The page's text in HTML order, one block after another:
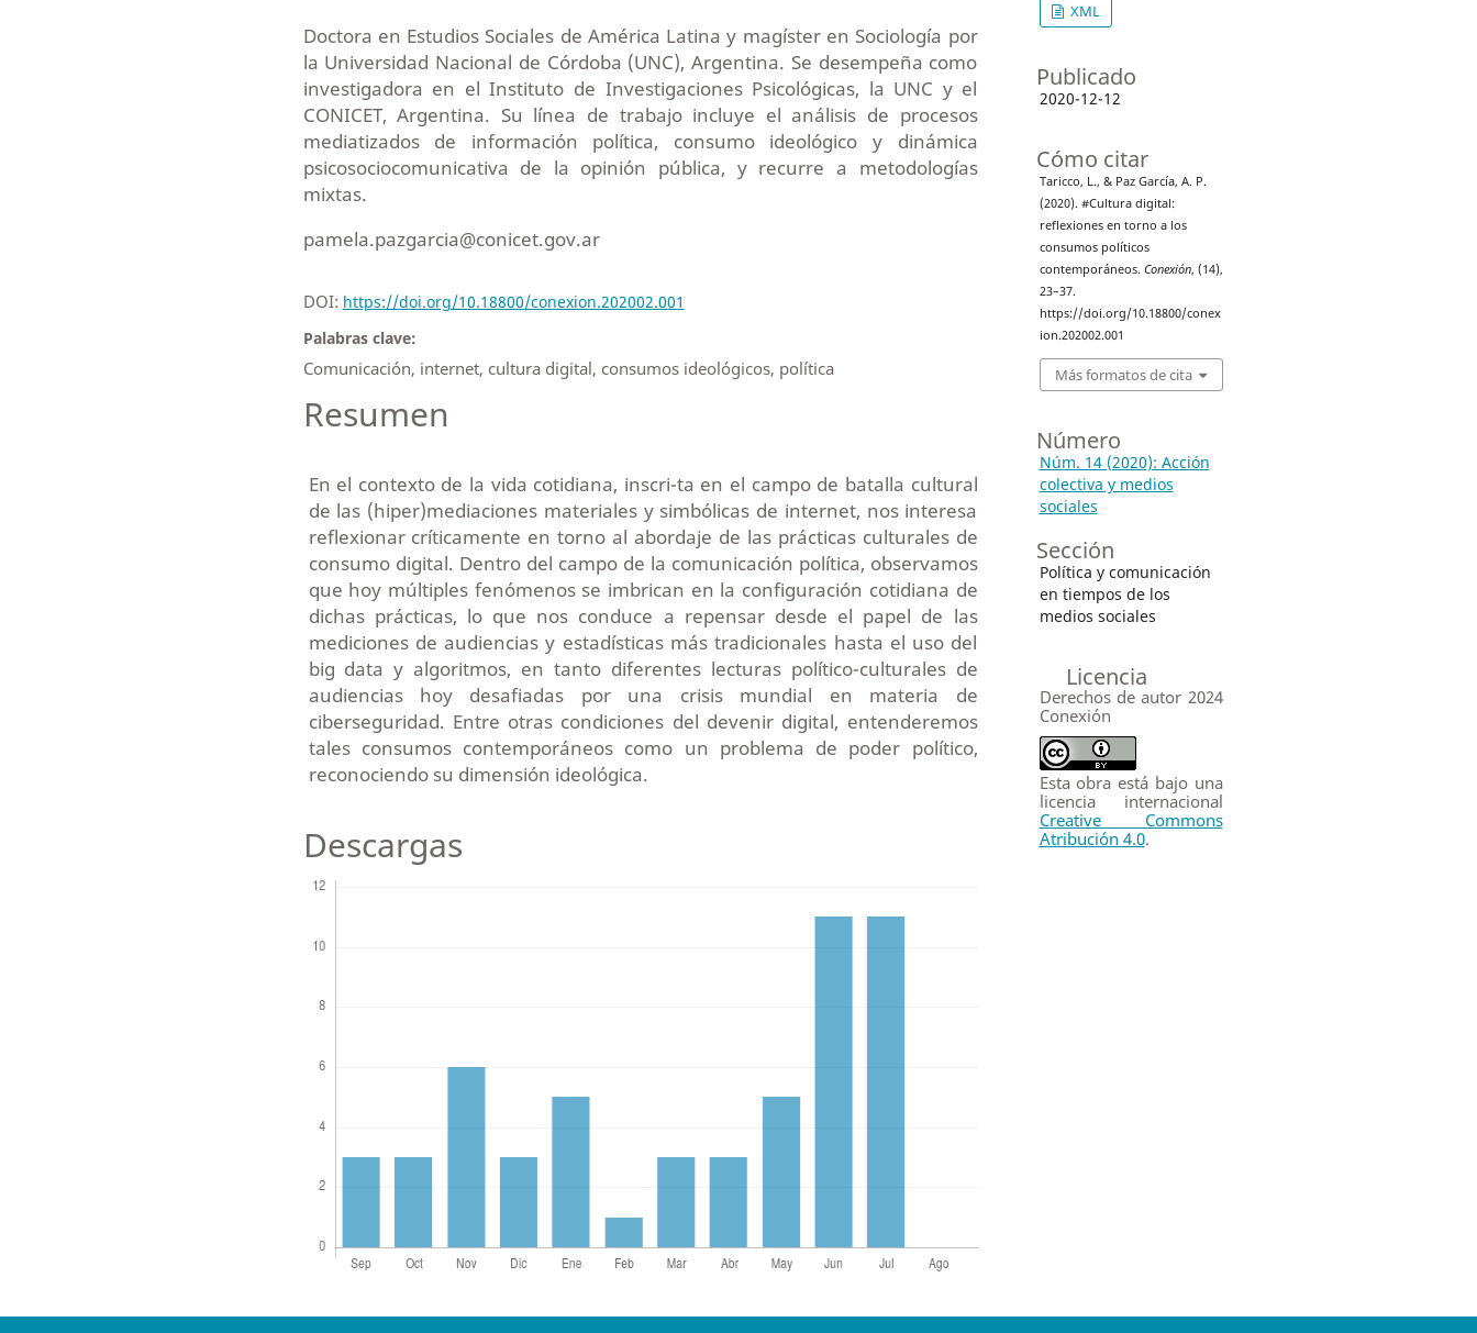
Doctora en Estudios Sociales de América Latina y magíster en Sociología por
la Universidad Nacional de Córdoba (UNC), Argentina. Se desempeña como
investigadora en el Instituto de Investigaciones Psicológicas, la UNC y el
CONICET, Argentina. Su línea de trabajo incluye el análisis de procesos
mediatizados de información política, consumo ideológico y dinámica
psicosociocomunicativa de la opinión pública, y recurre a metodologías
mixtas.
pamela.pazgarcia@conicet.gov.ar
DOI: https://doi.org/10.18800/conexion.202002.001
Palabras clave:
Comunicación, internet, cultura digital, consumos ideológicos, política
Resumen
En el contexto de la vida cotidiana, inscri-ta en el campo de batalla cultural
de las (hiper)mediaciones materiales y simbólicas de internet, nos interesa
reflexionar críticamente en torno al abordaje de las prácticas culturales de
consumo digital. Dentro del campo de la comunicación política, observamos
que hoy múltiples fenómenos se imbrican en la configuración cotidiana de
dichas prácticas, lo que nos conduce a repensar desde el papel de las
mediciones de audiencias y estadísticas más tradicionales hasta el uso del
big data y algoritmos, en tanto diferentes lecturas político-culturales de
audiencias hoy desafiadas por una crisis mundial en materia de
ciberseguridad. Entre otras condiciones del devenir digital, entenderemos
tales consumos contemporáneos como un problema de poder político,
reconociendo su dimensión ideológica.
Descargas
XML
Publicado
2020-12-12
Cómo citar
Taricco, L., & Paz García, A. P.
(2020). #Cultura digital:
reflexiones en torno a los
consumos políticos
contemporáneos. Conexión, (14),
23–37.
https://doi.org/10.18800/conex
ion.202002.001
Más formatos de cita
Número
Núm. 14 (2020): Acción
colectiva y medios
sociales
Sección
Política y comunicación
en tiempos de los
medios sociales
Licencia
Derechos de autor 2024
Conexión
Esta obra está bajo una
licencia internacional
Creative Commons
Atribución 4.0.